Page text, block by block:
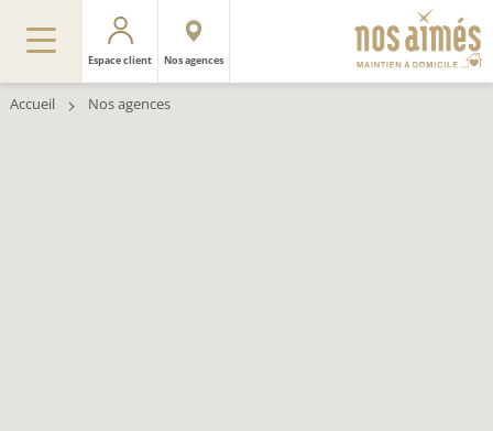
Espace client Nos agences
Accueil Nos agences